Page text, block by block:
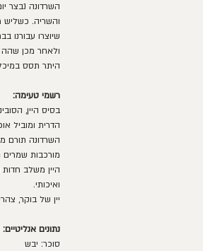
השרדונה נבצר
שיוצרו עבורנו
ולאחר מכן שהה על
היתר תסס
רשמי טעימה:
בסיס היין,
הדרית ומוביל
השרדונה תורם
מורכבות שמרים
היין משלב
ואיכותי.
יין של בוקר,
נתונים אנליטיים:
סוכר: יבש